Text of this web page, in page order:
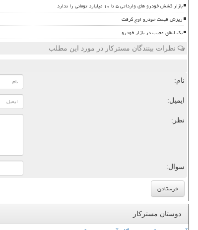
بازار کشش خودرو های وارداتی ۵ تا ۱۰ میلیارد تومانی را ندارد
ریزش قیمت خودرو اوج گرفت
بک اتفاق عجیب در بازار خودرو
نظرات بینندگان مسترکار در مورد این مطلب
نام:
ایمیل:
نظر:
سوال:
دوستان مسترکار